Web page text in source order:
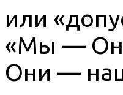
или
«Мы —
Они —